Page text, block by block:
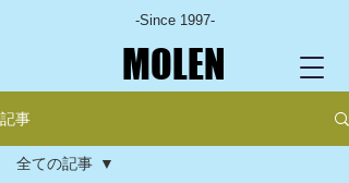
-Since 1997-
MOLEN
記事
全ての記事